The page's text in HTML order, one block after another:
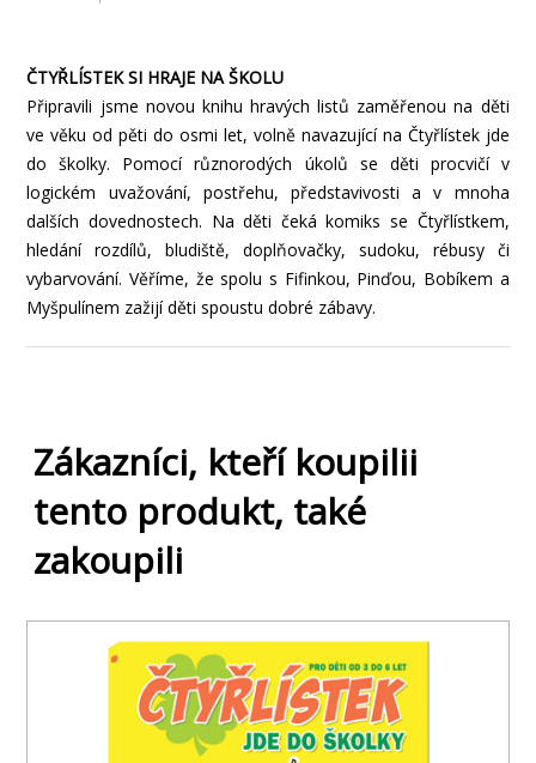
ČTYŘLÍSTEK SI HRAJE NA ŠKOLU
Připravili jsme novou knihu hravých listů zaměřenou na děti
ve věku od pěti do osmi let, volně navazující na Čtyřlístek jde
do školky. Pomocí různorodých úkolů se děti procvičí v
logickém uvažování, postřehu, představivosti a v mnoha
dalších dovednostech. Na děti čeká komiks se Čtyřlístkem,
hledání rozdílů, bludiště, doplňovačky, sudoku, rébusy či
vybarvování. Věříme, že spolu s Fifinkou, Pinďou, Bobíkem a
Myšpulínem zažijí děti spoustu dobré zábavy.
Zákazníci, kteří koupilii
tento produkt, také
zakoupili